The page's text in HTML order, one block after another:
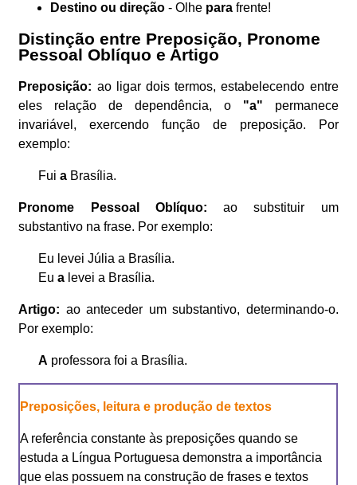
Destino ou direção - Olhe para frente!
Distinção entre Preposição, Pronome
Pessoal Oblíquo e Artigo
Preposição: ao ligar dois termos, estabelecendo entre
eles relação de dependência, o "a" permanece
invariável, exercendo função de preposição. Por
exemplo:
Fuia Brasília.
Pronome Pessoal Oblíquo: ao substituir um
substantivo na frase. Por exemplo:
Eu levei Júlia a Brasília.
Eua levei a Brasília.
Artigo: ao anteceder um substantivo, determinando-o.
Por exemplo:
A professora foi a Brasília.
Preposições, leitura e produção de textos
A referência constante às preposições quando se
estuda a Língua Portuguesa demonstra a importância
que elas possuem na construção de frases e textos